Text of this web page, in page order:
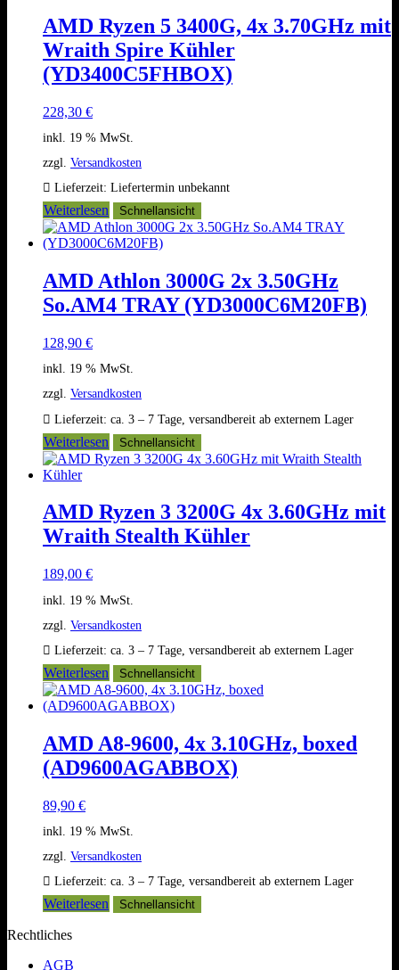
AMD Ryzen 5 3400G, 4x 3.70GHz mit
Wraith Spire Kühler
(YD3400C5FHBOX)
228,30 €
inkl. 19 % MwSt.
zzgl. Versandkosten
Lieferzeit: Liefertermin unbekannt
Weiterlesen Schnellansicht
AMD Athlon 3000G 2x 3.50GHz
So.AM4 TRAY (YD3000C6M20FB)
128,90 €
inkl. 19 % MwSt.
zzgl. Versandkosten
Lieferzeit: ca. 3 – 7 Tage, versandbereit ab externem Lager
Weiterlesen Schnellansicht
AMD Ryzen 3 3200G 4x 3.60GHz mit
Wraith Stealth Kühler
189,00 €
inkl. 19 % MwSt.
zzgl. Versandkosten
Lieferzeit: ca. 3 – 7 Tage, versandbereit ab externem Lager
Weiterlesen Schnellansicht
AMD A8-9600, 4x 3.10GHz, boxed
(AD9600AGABBOX)
89,90 €
inkl. 19 % MwSt.
zzgl. Versandkosten
Lieferzeit: ca. 3 – 7 Tage, versandbereit ab externem Lager
Weiterlesen Schnellansicht
Rechtliches
AGB